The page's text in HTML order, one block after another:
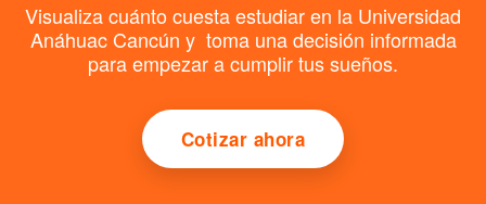
Visualiza cuánto cuesta estudiar en la Universidad
Anáhuac Cancún y toma una decisión informada
para empezar a cumplir tus sueños.
Cotizar ahora